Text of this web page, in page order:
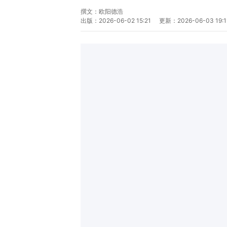
撰文： 欧阳德浩
出版： 2026-06-02 15:21 更新： 2026-06-03